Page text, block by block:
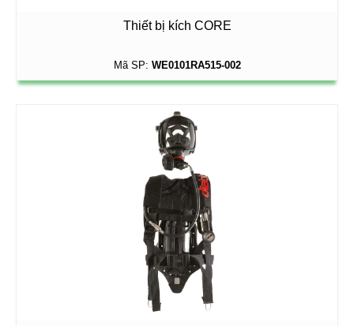
Thiết bị kích CORE
Mã SP: WE0101RA515-002